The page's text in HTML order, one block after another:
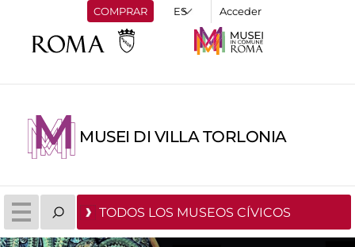
COMPRAR Acceder
MUSEI DI VILLA TORLONIA
TODOS LOS MUSEOS CÍVICOS